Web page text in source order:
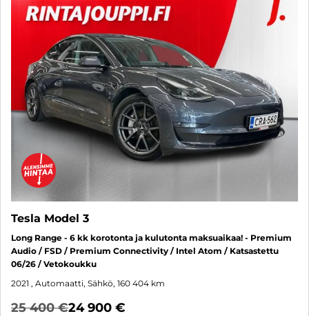
Tesla Model 3
Long Range - 6 kk korotonta ja kulutonta maksuaikaa! - Premium
Audio / FSD / Premium Connectivity / Intel Atom / Katsastettu
06/26 / Vetokoukku
2021 , Automaatti, Sähkö, 160 404 km
25 400 €24 900 €